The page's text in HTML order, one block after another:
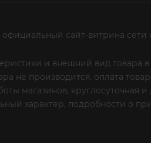
официальный сайт-витрина
и внешний вид товара
не производится, оплата
магазинов, круглосуточная
характер, подробности о